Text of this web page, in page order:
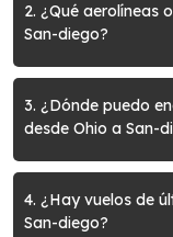
2. ¿Qué aerolíneas
San-diego?
3. ¿Dónde puedo
desde Ohio a San-
4. ¿Hay vuelos de
San-diego?